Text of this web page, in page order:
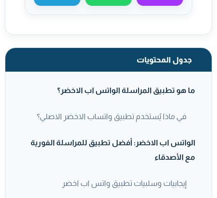
مشاركة عبر ماسنجرمشاركة عبر واتسابمشاركة عبر
جدول المحتويات
ما هو تطبيق المراسلة الواتس اب الاخضر؟
في ماذا يُستخدم تطبيق واتساب الاخضر الاصلي؟
الواتس اب الاخضر: أفضل تطبيق للمراسلة الفورية
مع الأصدقاء
إيجابيات وسلبيات تطبيق واتس اب اخضر